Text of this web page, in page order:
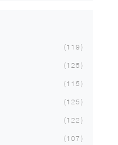
119
125
115
125
122
107